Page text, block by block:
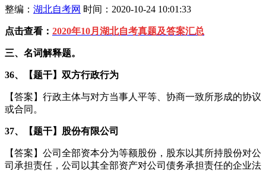
整编： 湖北自考网 时间：2020-10-24 10:01:33
点击查看： 2020年10月湖北自考真题及答案汇总
三、名词解释题。
36、【题干】双方行政行为
【答案】行政主体与对方当事人平等、协商一致所形成的协议
或合同。
37、【题干】股份有限公司
【答案】公司全部资本分为等额股份，股东以其所持股份对公
司承担责任，公司以其全部资产对公司债务承担责任的企业法